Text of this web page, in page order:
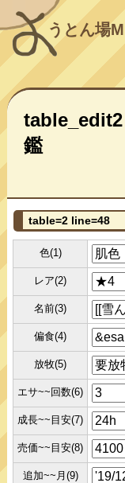
うとん場
鑑
table=2 line=48
色(1)
レア(2)
名前(3)
偏食(4)
放牧(5)
エサ~~回数(6)
成長~~目安(7)
売価~~目安(8)
追加~~月(9)